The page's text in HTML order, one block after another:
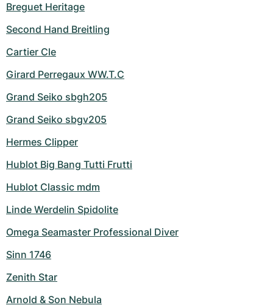
Breguet Heritage
Second Hand Breitling
Cartier Cle
Girard Perregaux WW.T.C
Grand Seiko sbgh205
Grand Seiko sbgv205
Hermes Clipper
Hublot Big Bang Tutti Frutti
Hublot Classic mdm
Linde Werdelin Spidolite
Omega Seamaster Professional Diver
Sinn 1746
Zenith Star
Arnold & Son Nebula